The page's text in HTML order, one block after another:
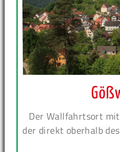
Der Wallfahrtsort
der direkt oberhalb